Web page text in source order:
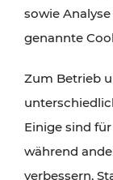
Wien,
Radtouren
Attraktionen
Angeboten
sowie
genannte
Zum Betrieb
Einige sind
während
verbessern,